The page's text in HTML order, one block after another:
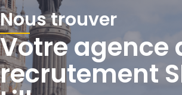
Nous trouver
Votre agence
recrutement